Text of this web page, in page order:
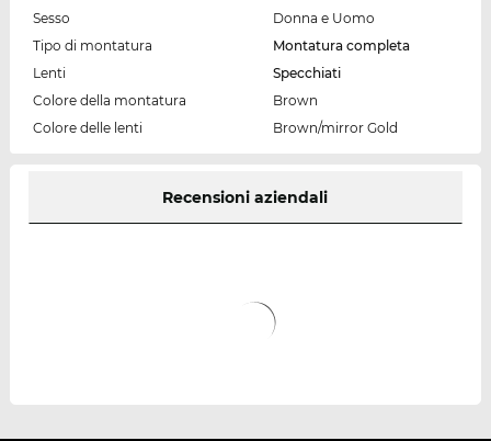
Sesso
Donna e Uomo
Tipo di montatura
Montatura completa
Lenti
Specchiati
Colore della montatura
Brown
Colore delle lenti
Brown/mirror Gold
Recensioni aziendali